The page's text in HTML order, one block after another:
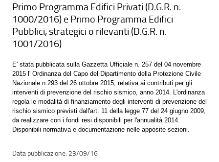
Primo Programma Edifici Privati (D.G.R. n.
1000/2016) e Primo Programma Edifici
Pubblici, strategici o rilevanti (D.G.R. n.
1001/2016)
E' stata pubblicata sulla Gazzetta Ufficiale n. 257 del 04 novembre
2015 l' Ordinanza del Capo del Dipartimento della Protezione Civile
Nazionale n.293 del 26 ottobre 2015, relativa ai contributi per gli
interventi di prevenzione del rischio sismico, anno 2014. L'ordinanza
regola le modalità di finanziamento degli interventi di prevenzione del
rischio sismico previsti dall'art. 11 della legge 77 del 24 giugno 2009,
da realizzare con i fondi resi disponibili per l'annualità 2014.
Disponibili normativa e documentazione nelle apposite sezioni.
23/09/16